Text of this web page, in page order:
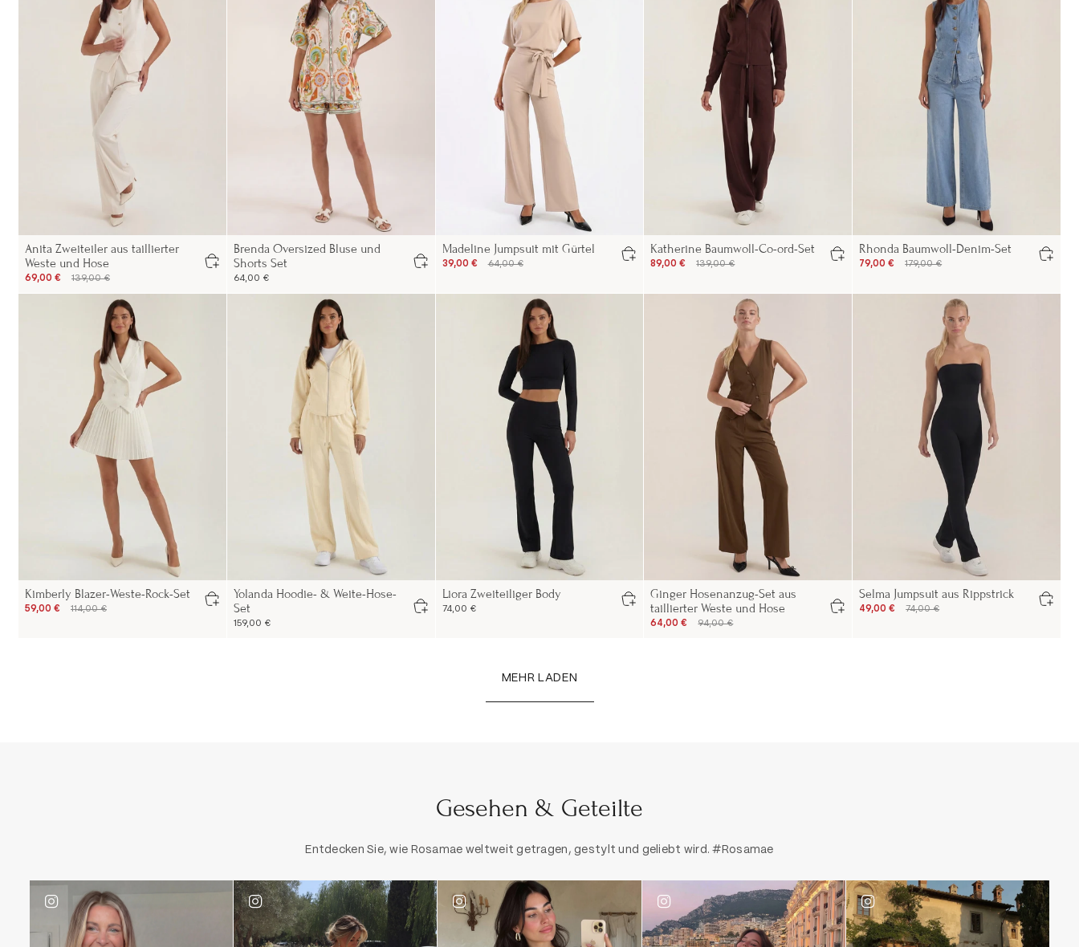
Anita Zweiteiler aus taillierter
Weste und Hose
69,00 € 139,00 €
Brenda Oversized Bluse und
Shorts Set
64,00 €
Madeline Jumpsuit mit Gürtel
39,00 € 64,00 €
Katherine Baumwoll-Co-ord-Set
89,00 € 139,00 €
Rhonda Baumwoll-Denim-Set
79,00 € 179,00 €
Kimberly Blazer-Weste-Rock-Set
59,00 € 114,00 €
Yolanda Hoodie- & Weite-Hose-
Set
159,00 €
Liora Zweiteiliger Body
74,00 €
Ginger Hosenanzug-Set aus
taillierter Weste und Hose
64,00 € 94,00 €
Selma Jumpsuit aus Rippstrick
49,00 € 74,00 €
MEHR LADEN
Gesehen & Geteilte
Entdecken Sie, wie Rosamae weltweit getragen, gestylt und geliebt wird. #Rosamae